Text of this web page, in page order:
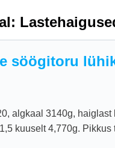
söögitoru
algkaal 3140g, haiglast
kuuselt 4,770g. Pikkus